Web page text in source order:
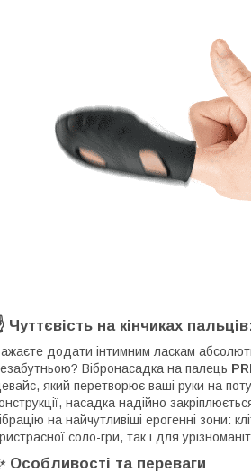
Чуттєвість на кінчиках
додати інтимним ласкам
Вібронасадка на палець
який перетворює ваші руки на
насадка надійно
на найчутливіші ерогенні зони:
соло-гри, так і для
Особливості та переваги